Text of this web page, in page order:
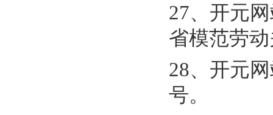
27、开元
省模范劳
28、开元
号。